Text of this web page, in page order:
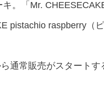
。「Mr.
pistachio raspberry（
通常販売がスタートす